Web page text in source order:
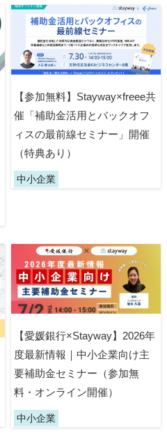
【参加無料】Stayway×freee共
催「補助金活用とバックオフ
ィスの最前線セミナー」開催
（特典あり）
中小企業
【愛媛銀行×Stayway】2026年
度最新情報｜中小企業向け主
要補助金セミナー（参加無
料・オンライン開催）
中小企業